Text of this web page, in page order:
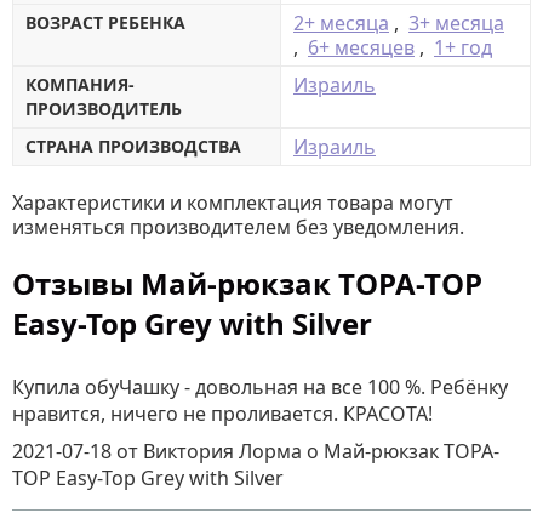
ВОЗРАСТ РЕБЕНКА 2+ месяца , 3+ месяца
, 6+ месяцев , 1+ год
КОМПАНИЯ-
ПРОИЗВОДИТЕЛЬ
Израиль
СТРАНА ПРОИЗВОДСТВА Израиль
Характеристики и комплектация товара могут
изменяться производителем без уведомления.
Отзывы Май-рюкзак TOPA-TOP
Easy-Top Grey with Silver
Купила обуЧашку - довольная на все 100 %. Ребёнку
нравится, ничего не проливается. КРАСОТА!
2021-07-18 от Виктория Лорма о Май-рюкзак TOPA-
TOP Easy-Top Grey with Silver